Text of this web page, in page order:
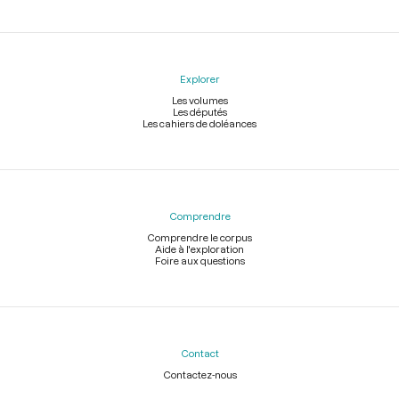
Explorer
Les volumes
Les députés
Les cahiers de doléances
Comprendre
Comprendre le corpus
Aide à l'exploration
Foire aux questions
Contact
Contactez-nous